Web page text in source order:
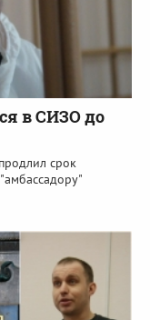
в СИЗО до
срок